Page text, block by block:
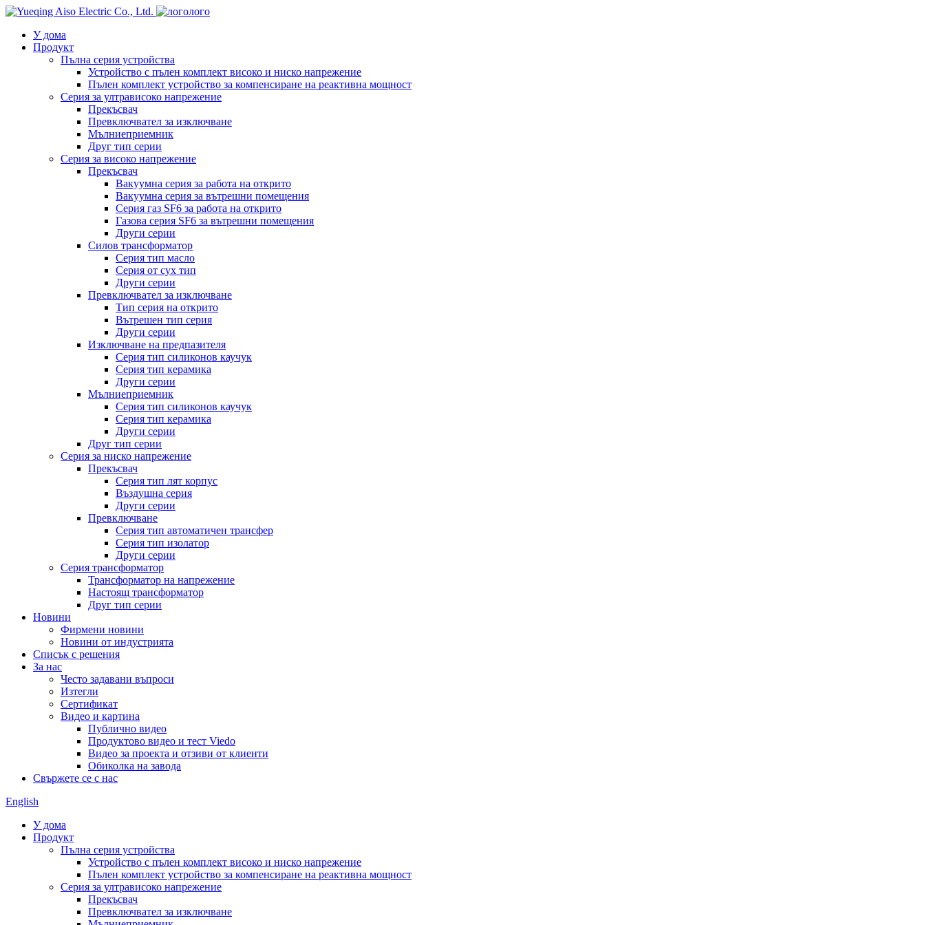
лого
У дома
Продукт
Пълна серия устройства
Устройство с пълен комплект високо и ниско напрежение
Пълен комплект устройство за компенсиране на реактивна мощност
Серия за ултрависоко напрежение
Прекъсвач
Превключвател за изключване
Мълниеприемник
Друг тип серии
Серия за високо напрежение
Прекъсвач
Вакуумна серия за работа на открито
Вакуумна серия за вътрешни помещения
Серия газ SF6 за работа на открито
Газова серия SF6 за вътрешни помещения
Други серии
Силов трансформатор
Серия тип масло
Серия от сух тип
Други серии
Превключвател за изключване
Тип серия на открито
Вътрешен тип серия
Други серии
Изключване на предпазителя
Серия тип силиконов каучук
Серия тип керамика
Други серии
Мълниеприемник
Серия тип силиконов каучук
Серия тип керамика
Други серии
Друг тип серии
Серия за ниско напрежение
Прекъсвач
Серия тип лят корпус
Въздушна серия
Други серии
Превключване
Серия тип автоматичен трансфер
Серия тип изолатор
Други серии
Серия трансформатор
Трансформатор на напрежение
Настоящ трансформатор
Друг тип серии
Новини
Фирмени новини
Новини от индустрията
Списък с решения
За нас
Често задавани въпроси
Изтегли
Сертификат
Видео и картина
Публично видео
Продуктово видео и тест Viedo
Видео за проекта и отзиви от клиенти
Обиколка на завода
Свържете се с нас
English
У дома
Продукт
Пълна серия устройства
Устройство с пълен комплект високо и ниско напрежение
Пълен комплект устройство за компенсиране на реактивна мощност
Серия за ултрависоко напрежение
Прекъсвач
Превключвател за изключване